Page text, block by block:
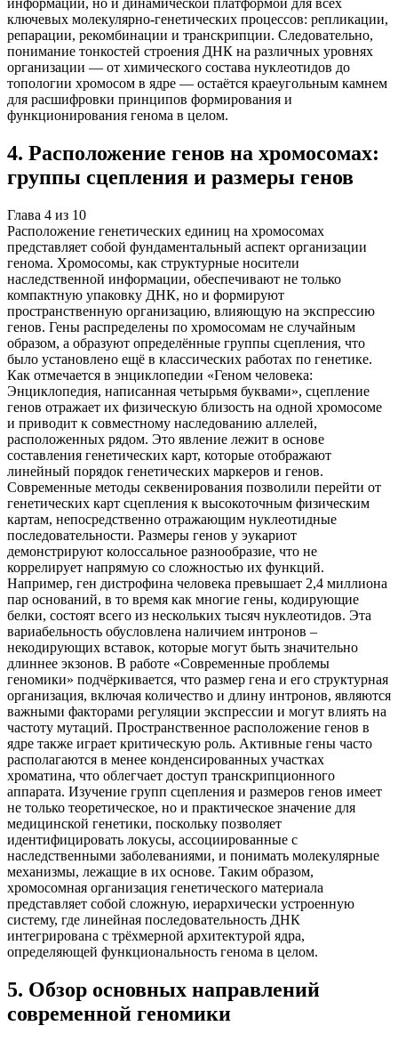
информации, но и динамической платформой для всех
ключевых молекулярно-генетических процессов: репликации,
репарации, рекомбинации и транскрипции. Следовательно,
понимание тонкостей строения ДНК на различных уровнях
организации — от химического состава нуклеотидов до
топологии хромосом в ядре — остаётся краеугольным камнем
для расшифровки принципов формирования и
функционирования генома в целом.
4. Расположение генов на хромосомах:
группы сцепления и размеры генов
Глава 4 из 10
Расположение генетических единиц на хромосомах
представляет собой фундаментальный аспект организации
генома. Хромосомы, как структурные носители
наследственной информации, обеспечивают не только
компактную упаковку ДНК, но и формируют
пространственную организацию, влияющую на экспрессию
генов. Гены распределены по хромосомам не случайным
образом, а образуют определённые группы сцепления, что
было установлено ещё в классических работах по генетике.
Как отмечается в энциклопедии «Геном человека:
Энциклопедия, написанная четырьмя буквами», сцепление
генов отражает их физическую близость на одной хромосоме
и приводит к совместному наследованию аллелей,
расположенных рядом. Это явление лежит в основе
составления генетических карт, которые отображают
линейный порядок генетических маркеров и генов.
Современные методы секвенирования позволили перейти от
генетических карт сцепления к высокоточным физическим
картам, непосредственно отражающим нуклеотидные
последовательности. Размеры генов у эукариот
демонстрируют колоссальное разнообразие, что не
коррелирует напрямую со сложностью их функций.
Например, ген дистрофина человека превышает 2,4 миллиона
пар оснований, в то время как многие гены, кодирующие
белки, состоят всего из нескольких тысяч нуклеотидов. Эта
вариабельность обусловлена наличием интронов –
некодирующих вставок, которые могут быть значительно
длиннее экзонов. В работе «Современные проблемы
геномики» подчёркивается, что размер гена и его структурная
организация, включая количество и длину интронов, являются
важными факторами регуляции экспрессии и могут влиять на
частоту мутаций. Пространственное расположение генов в
ядре также играет критическую роль. Активные гены часто
располагаются в менее конденсированных участках
хроматина, что облегчает доступ транскрипционного
аппарата. Изучение групп сцепления и размеров генов имеет
не только теоретическое, но и практическое значение для
медицинской генетики, поскольку позволяет
идентифицировать локусы, ассоциированные с
наследственными заболеваниями, и понимать молекулярные
механизмы, лежащие в их основе. Таким образом,
хромосомная организация генетического материала
представляет собой сложную, иерархически устроенную
систему, где линейная последовательность ДНК
интегрирована с трёхмерной архитектурой ядра,
определяющей функциональность генома в целом.
5. Обзор основных направлений
современной геномики